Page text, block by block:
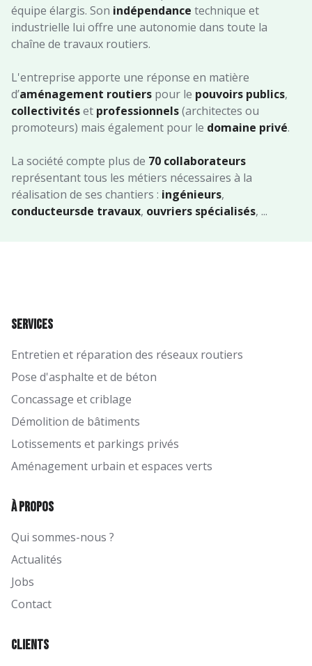
équipe élargis. Son indépendance technique et
industrielle lui offre une autonomie dans toute la
chaîne de travaux routiers.
L'entreprise apporte une réponse en matière
d’aménagement routiers pour le pouvoirs publics,
collectivitéset professionnels(architectes ou
promoteurs) mais également pour le domaine privé.
La société compte plus de 70 collaborateurs
représentant tous les métiers nécessaires à la
réalisation de ses chantiers : ingénieurs,
conducteursde travaux, ouvriers spécialisés, ...
Services
Entretien et réparation des réseaux routiers
Pose d'asphalte et de béton
Concassage et criblage
Démolition de bâtiments
Lotissements et parkings privés
Aménagement urbain et espaces verts
À propos
Qui sommes-nous ?
Actualités
Jobs
Contact
Clients